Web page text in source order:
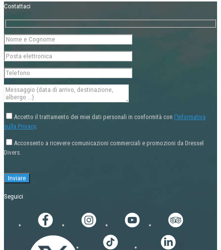
Contattaci
Accetto il trattamento dei miei dati personali in conformità con l'Informativa
sulla Privacy.
Acconsento a ricevere comunicazioni commerciali e promozioni da Dressel
Divers.
Seguici